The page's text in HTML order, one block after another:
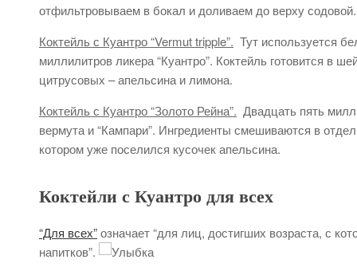
отфильтровываем в бокал и доливаем до верху
Коктейль с Куантро “Vermut tripple”. Тут используется
миллилитров ликера “Куантро”. Коктейль готовится в
цитрусовых – апельсина и лимона.
Коктейль с Куантро “Золото Рейна”. Двадцать пять
вермута и “Кампари”. Ингредиенты смешиваются в
котором уже поселился кусочек апельсина.
Коктейли с Куантро для всех
“Для всех”означает “для лиц, достигших возраста, с
напитков”.